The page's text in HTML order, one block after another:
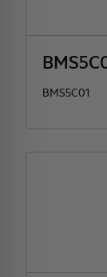
BMS5C01